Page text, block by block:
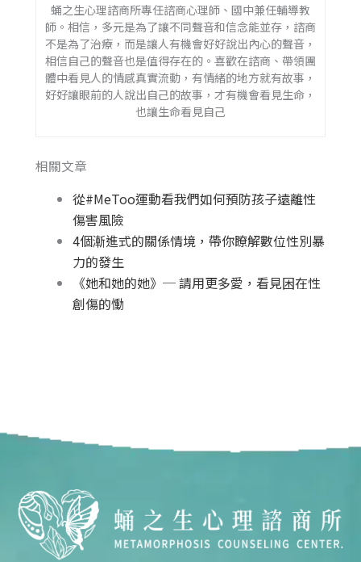
蛹之生心理諮商所專任諮商心理師、國中兼任輔導教
師。相信，多元是為了讓不同聲音和信念能並存，諮商
不是為了治療，而是讓人有機會好好說出內心的聲音，
相信自己的聲音也是值得存在的。喜歡在諮商、帶領團
體中看見人的情感真實流動，有情緒的地方就有故事，
好好讓眼前的人說出自己的故事，才有機會看見生命，
也讓生命看見自己
相關文章
從#MeToo運動看我們如何預防孩子遠離性
傷害風險
4個漸進式的關係情境，帶你瞭解數位性別暴
力的發生
《她和她的她》─ 請用更多愛，看見困在性
創傷的慟